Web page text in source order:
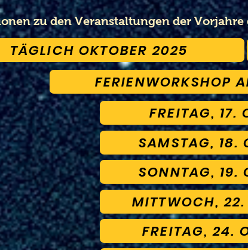
zu den Veranstaltungen der
TÄGLICH OKTOBER 2025
FERIENWORKSHOP
FREITAG, 17.
SAMSTAG, 18.
SONNTAG, 19.
MITTWOCH,
FREITAG, 24.